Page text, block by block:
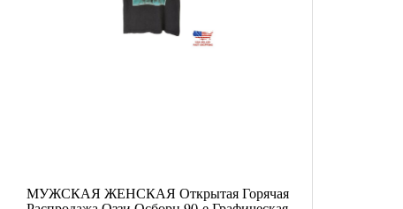
МУЖСКАЯ ЖЕНСКАЯ Открытая Горячая